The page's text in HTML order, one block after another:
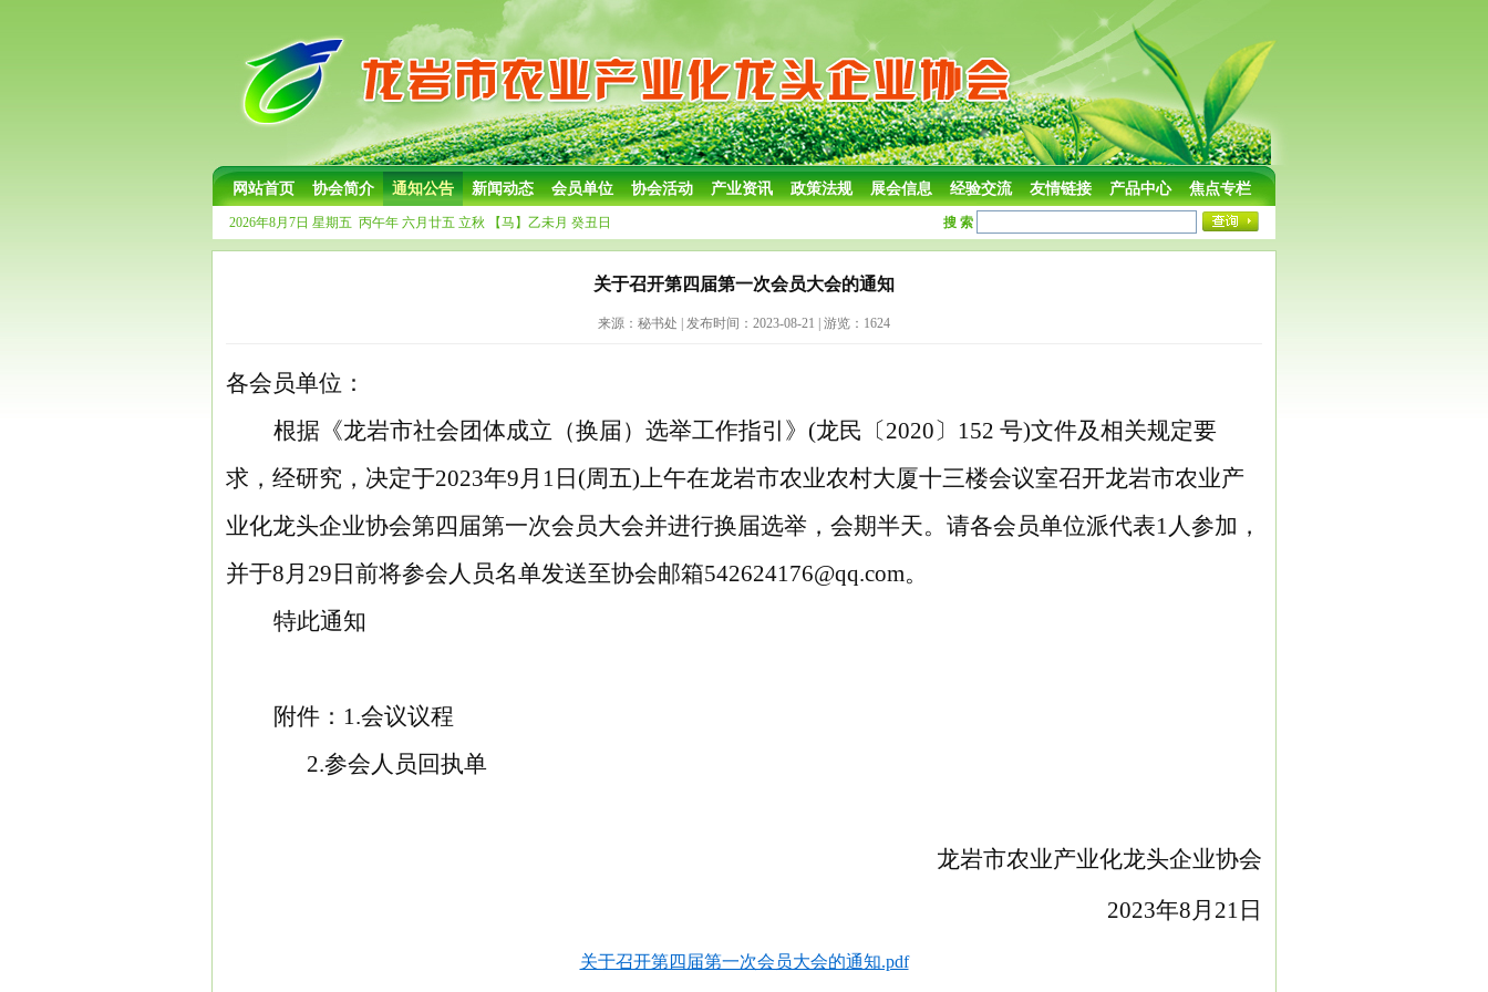
网站首页 协会简介 通知公告 新闻动态 会员单位 协会活动 产业资讯 政策法规 展会信息 经验交流 友情链接 产品中心 焦点专栏
2026年8月7日 星期五 丙午年 六月廿五 立秋 【马】乙未月 癸丑日 搜 索
关于召开第四届第一次会员大会的通知
来源：秘书处 | 发布时间：2023-08-21 | 游览：1624
各会员单位：
根据《龙岩市社会团体成立（换届）选举工作指引》 (龙民〔2020〕152 号)文件及相关规定要
求，经研究，决定于2023年9月1日(周五)上午在龙岩市农业农村大厦十三楼会议室召开龙岩市农业产
业化龙头企业协会第四届第一次会员大会并进行换届选举，会期半天。请各会员单位派代表1人参加 ，
并于8月29日前将参会人员名单发送至协会邮箱542624176@qq.com。
特此通知
附件： 1.会议议程
2.参会人员回执单
龙岩市农业产业化龙头企业协会
2023年8月21日
关于召开第四届第一次会员大会的通知.pdf